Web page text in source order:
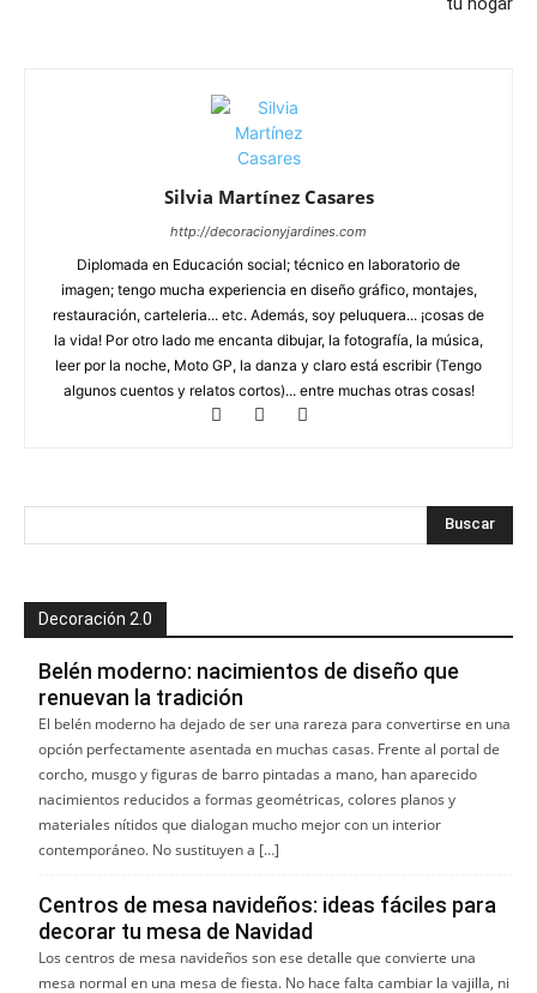
Silvia Martínez Casares
http://decoracionyjardines.com
Diplomada en Educación social; técnico en laboratorio de
imagen; tengo mucha experiencia en diseño gráfico, montajes,
restauración, carteleria... etc. Además, soy peluquera... ¡cosas de
la vida! Por otro lado me encanta dibujar, la fotografía, la música,
leer por la noche, Moto GP, la danza y claro está escribir (Tengo
algunos cuentos y relatos cortos)... entre muchas otras cosas!
Decoración 2.0
Belén moderno: nacimientos de diseño que
renuevan la tradición
El belén moderno ha dejado de ser una rareza para convertirse en una
opción perfectamente asentada en muchas casas. Frente al portal de
corcho, musgo y figuras de barro pintadas a mano, han aparecido
nacimientos reducidos a formas geométricas, colores planos y
materiales nítidos que dialogan mucho mejor con un interior
contemporáneo. No sustituyen a […]
Centros de mesa navideños: ideas fáciles para
decorar tu mesa de Navidad
Los centros de mesa navideños son ese detalle que convierte una
mesa normal en una mesa de fiesta. No hace falta cambiar la vajilla, ni